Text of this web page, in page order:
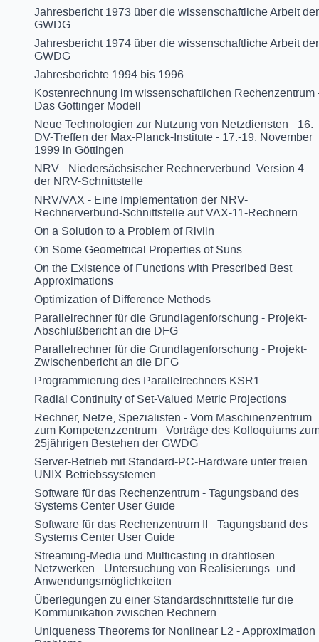
Jahresbericht 1973 über die wissenschaftliche Arbeit der
GWDG
Jahresbericht 1974 über die wissenschaftliche Arbeit der
GWDG
Jahresberichte 1994 bis 1996
Kostenrechnung im wissenschaftlichen Rechenzentrum
Das Göttinger Modell
Neue Technologien zur Nutzung von Netzdiensten - 16.
DV-Treffen der Max-Planck-Institute - 17.-19. November
1999 in Göttingen
NRV - Niedersächsischer Rechnerverbund. Version 4
der NRV-Schnittstelle
NRV/VAX - Eine Implementation der NRV-
Rechnerverbund-Schnittstelle auf VAX-11-Rechnern
On a Solution to a Problem of Rivlin
On Some Geometrical Properties of Suns
On the Existence of Functions with Prescribed Best
Approximations
Optimization of Difference Methods
Parallelrechner für die Grundlagenforschung - Projekt-
Abschlußbericht an die DFG
Parallelrechner für die Grundlagenforschung - Projekt-
Zwischenbericht an die DFG
Programmierung des Parallelrechners KSR1
Radial Continuity of Set-Valued Metric Projections
Rechner, Netze, Spezialisten - Vom Maschinenzentrum
zum Kompetenzzentrum - Vorträge des Kolloquiums
25jährigen Bestehen der GWDG
Server-Betrieb mit Standard-PC-Hardware unter freien
UNIX-Betriebssystemen
Software für das Rechenzentrum - Tagungsband des
Systems Center User Guide
Software für das Rechenzentrum II - Tagungsband des
Systems Center User Guide
Streaming-Media und Multicasting in drahtlosen
Netzwerken - Untersuchung von Realisierungs- und
Anwendungsmöglichkeiten
Überlegungen zu einer Standardschnittstelle für die
Kommunikation zwischen Rechnern
Uniqueness Theorems for Nonlinear L2 - Approximation